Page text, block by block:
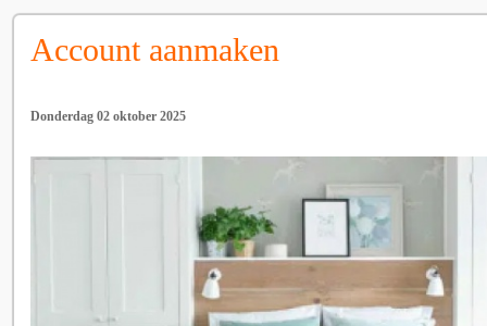
Account aanmaken
Donderdag 02 oktober 2025